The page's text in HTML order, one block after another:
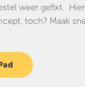
weer gefixt.
toch? Maak